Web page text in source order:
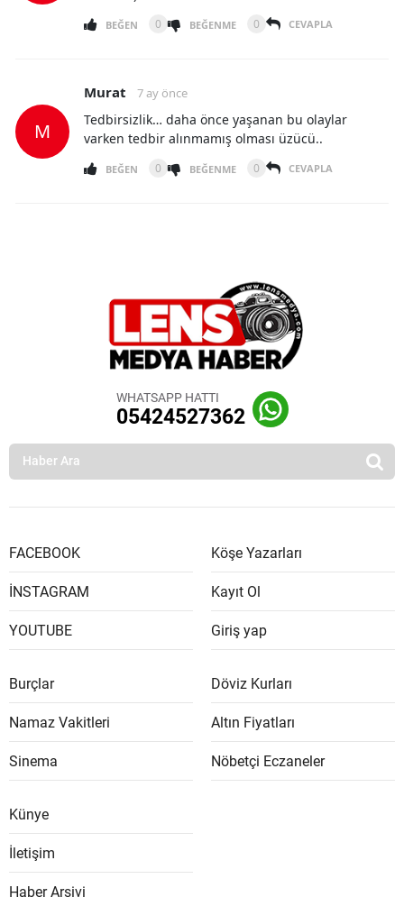
BEĞEN 0 BEĞENME 0 CEVAPLA
M
Murat 7 ay önce
Tedbirsizlik… daha önce yaşanan bu olaylar
varken tedbir alınmamış olması üzücü..
BEĞEN 0 BEĞENME 0 CEVAPLA
WHATSAPP HATTI
05424527362
FACEBOOK
İNSTAGRAM
YOUTUBE
Köşe Yazarları
Kayıt Ol
Giriş yap
Burçlar
Namaz Vakitleri
Sinema
Döviz Kurları
Altın Fiyatları
Nöbetçi Eczaneler
Künye
İletişim
Haber Arşivi